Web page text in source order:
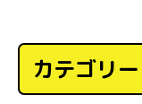
カテゴリー